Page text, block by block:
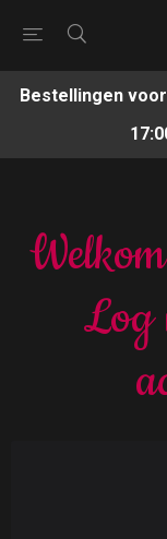
Bestellingen
Log